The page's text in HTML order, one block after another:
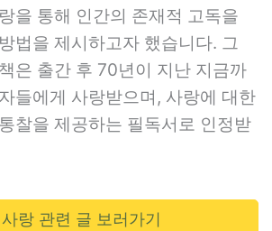
을 통해 인간의 존재적 고독을
법을 제시하고자 했습니다. 그
은 출간 후 70년이 지난 지금까
들에게 사랑받으며, 사랑에 대한
찰을 제공하는 필독서로 인정받
랑 관련 글 보러가기